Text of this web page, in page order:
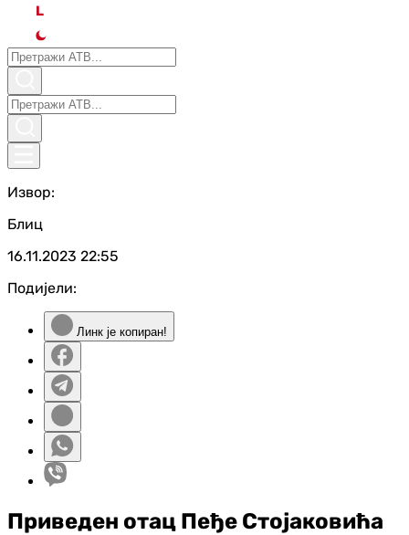
L
Извор:
Блиц
16.11.2023 22:55
Подијели:
Линк је копиран!
Приведен отац Пеђе Стојаковића